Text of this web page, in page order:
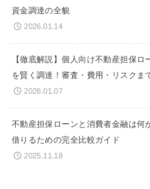
資金調達の全貌
2026.01.14
【徹底解説】個人向け不動産担保ロ
を賢く調達！審査・費用・リスクま
2026.01.07
不動産担保ローンと消費者金融は何
借りるための完全比較ガイド
2025.11.18